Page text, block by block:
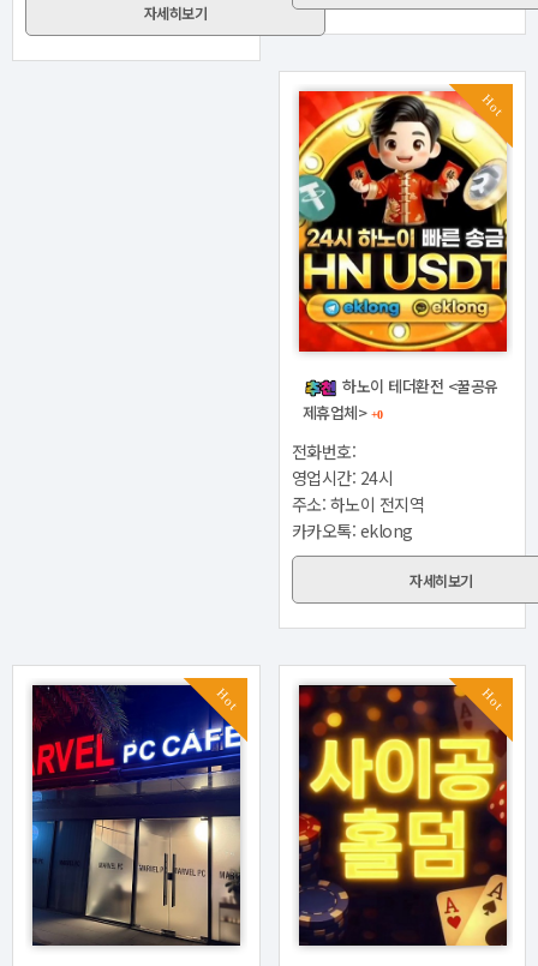
자세히보기
Hot
하노이 테더환전 <꿀공유
제휴업체> +0
전화번호:
영업시간: 24시
주소: 하노이 전지역
카카오톡: eklong
자세히보기
Hot Hot